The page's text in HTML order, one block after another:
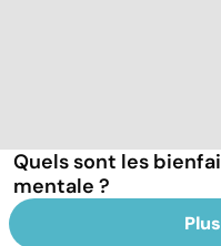
Quels sont les
mentale ?